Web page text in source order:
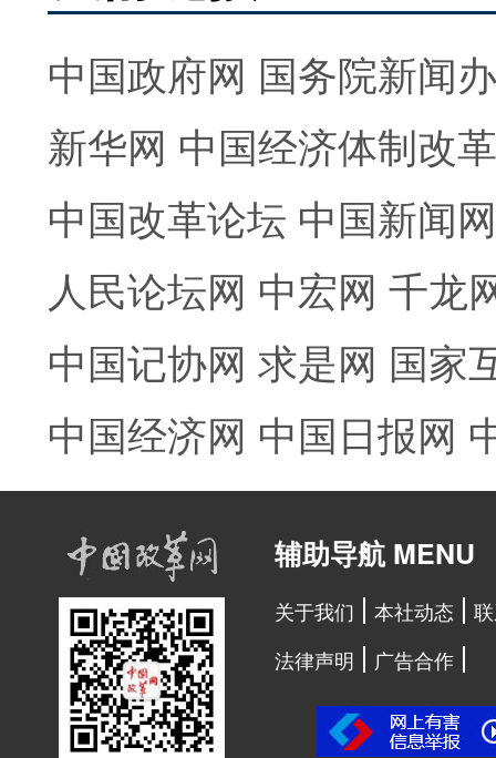
中国政府网 国务院新闻
新华网 中国经济体制改
中国改革论坛 中国新闻网
人民论坛网 中宏网 千龙
中国记协网 求是网 国家
中国经济网 中国日报网
辅助导航 MENU
关于我们 本社动态
法律声明
广告合作